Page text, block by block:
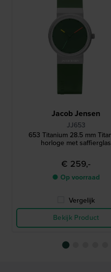
Jacob Jensen
JJ653
653 Titanium 28.5 mm Titanium
horloge met saffierglas
€ 259,-
● Op voorraad
Vergelijk
Bekijk Product